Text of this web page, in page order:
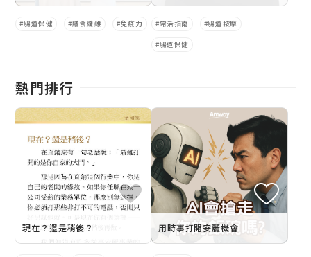
腸道保健 膳食纖維 免疫力 常活指南 腸道按摩
腸道保健
熱門排行
現在？還是稍後？ 用時事打開安麗機會